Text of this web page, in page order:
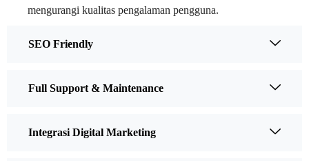
mengurangi kualitas pengalaman pengguna.
SEO Friendly
Full Support & Maintenance
Integrasi Digital Marketing